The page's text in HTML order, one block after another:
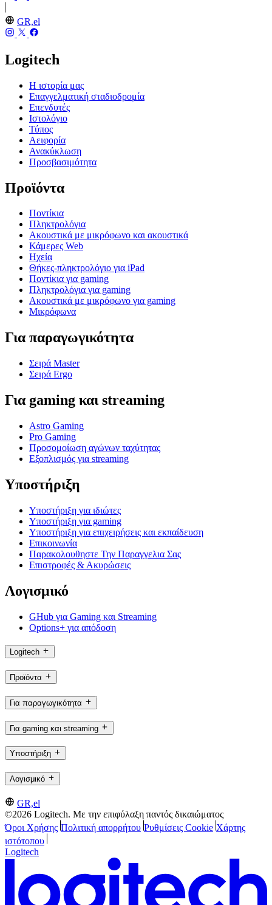
GR,el
Logitech
Η ιστορία μας
Επαγγελματική σταδιοδρομία
Επενδυτές
Ιστολόγιο
Τύπος
Αειφορία
Ανακύκλωση
Προσβασιμότητα
Προϊόντα
Ποντίκια
Πληκτρολόγια
Ακουστικά με μικρόφωνο και ακουστικά
Κάμερες Web
Ηχεία
Θήκες-πληκτρολόγιο για iPad
Ποντίκια για gaming
Πληκτρολόγια για gaming
Ακουστικά με μικρόφωνο για gaming
Μικρόφωνα
Για παραγωγικότητα
Σειρά Master
Σειρά Ergo
Για gaming και streaming
Astro Gaming
Pro Gaming
Προσομοίωση αγώνων ταχύτητας
Εξοπλισμός για streaming
Υποστήριξη
Υποστήριξη για ιδιώτες
Υποστήριξη για gaming
Υποστήριξη για επιχειρήσεις και εκπαίδευση
Επικοινωνία
Παρακολουθηστε Την Παραγγελια Σας
Επιστροφές & Ακυρώσεις
Λογισμικό
GHub για Gaming και Streaming
Options+ για απόδοση
Logitech
Προϊόντα
Για παραγωγικότητα
Για gaming και streaming
Υποστήριξη
Λογισμικό
GR,el
©2026 Logitech. Με την επιφύλαξη παντός δικαιώματος
Όροι Χρήσης Πολιτική απορρήτου Ρυθμίσεις Cookie Χάρτης
ιστότοπου
Logitech